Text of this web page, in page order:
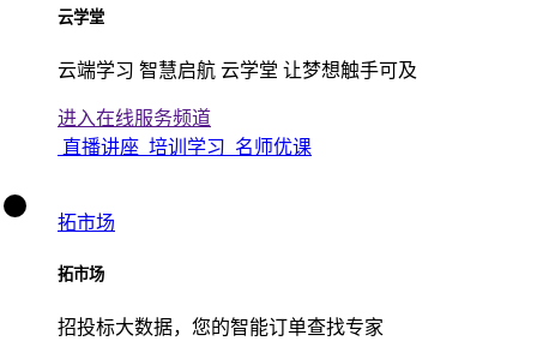
云学堂
云端学习 智慧启航 云学堂 让梦想触手可及
进入在线服务频道
直播讲座 培训学习 名师优课
拓市场
拓市场
招投标大数据，您的智能订单查找专家